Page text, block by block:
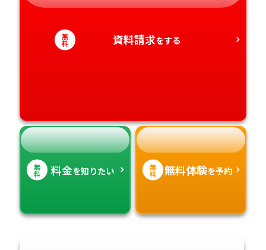
静岡県
愛知県
和歌山県
徳島県
香川県
大分県
宮崎県
無
料 資料請求をする
無
料 料金を知りたい 無
料 無料体験を予約